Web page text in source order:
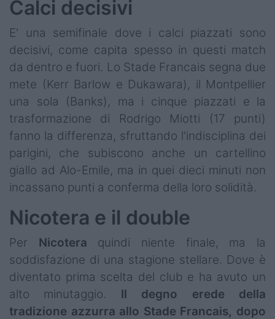
Calci decisivi
E' una semifinale dove i calci piazzati sono
decisivi, come capita spesso in questi match
da dentro e fuori. Lo Stade Francais segna due
mete (Kerr Barlow e Dukawara), il Montpellier
una sola (Banks), ma i cinque piazzati e la
trasformazione di Rodrigo Miotti (17 punti)
fanno la differenza, sfruttando l'indisciplina dei
parigini, che subiscono anche un cartellino
giallo ad Alo-Emile, ma in quei dieci minuti non
incassano punti a conferma della loro solidità.
Nicotera e il double
Per Nicotera quindi niente finale, ma la
soddisfazione di una stagione stellare. Dove è
diventato prima scelta del club e ha avuto un
alto minutaggio.
Il degno erede della
tradizione azzurra allo Stade Francais, dopo